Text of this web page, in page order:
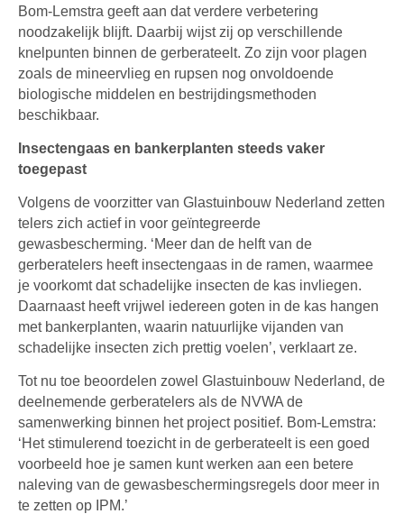
Bom-Lemstra geeft aan dat verdere verbetering
noodzakelijk blijft. Daarbij wijst zij op verschillende
knelpunten binnen de gerberateelt. Zo zijn voor plagen
zoals de mineervlieg en rupsen nog onvoldoende
biologische middelen en bestrijdingsmethoden
beschikbaar.
Insectengaas en bankerplanten steeds vaker
toegepast
Volgens de voorzitter van Glastuinbouw Nederland zetten
telers zich actief in voor geïntegreerde
gewasbescherming. ‘Meer dan de helft van de
gerberatelers heeft insectengaas in de ramen, waarmee
je voorkomt dat schadelijke insecten de kas invliegen.
Daarnaast heeft vrijwel iedereen goten in de kas hangen
met bankerplanten, waarin natuurlijke vijanden van
schadelijke insecten zich prettig voelen’, verklaart ze.
Tot nu toe beoordelen zowel Glastuinbouw Nederland, de
deelnemende gerberatelers als de NVWA de
samenwerking binnen het project positief. Bom-Lemstra:
‘Het stimulerend toezicht in de gerberateelt is een goed
voorbeeld hoe je samen kunt werken aan een betere
naleving van de gewasbeschermingsregels door meer in
te zetten op IPM.’